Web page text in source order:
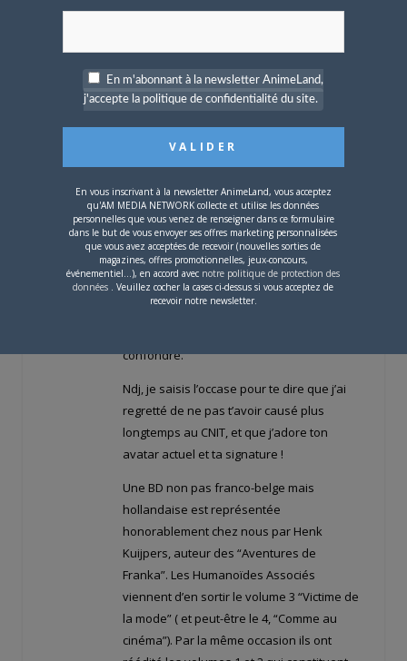
★★★★
Offline
Ancien
★★★★
Lord Yupa LE 3 NOVEMBRE 2007 À 17 H 09 MIN
coeur du mois. Je ne circule pas sur les
blogs, donc c’est en totale néophite que j’ai
decouvert Maliki qui a sortie un recceuil de
ses strips!
confondre.
Ndj, je saisis l’occase pour te dire que j’ai
regretté de ne pas t’avoir causé plus
longtemps au CNIT, et que j’adore ton
avatar actuel et ta signature !
Une BD non pas franco-belge mais
hollandaise est représentée
honorablement chez nous par Henk
Kuijpers, auteur des “Aventures de
Franka”. Les Humanoïdes Associés
viennent d’en sortir le volume 3 “Victime de
la mode” ( et peut-être le 4, “Comme au
cinéma”). Par la même occasion ils ont
En m'abonnant à la newsletter AnimeLand,
j'accepte la politique de confidentialité du site.
En vous inscrivant à la newsletter AnimeLand, vous acceptez
qu'AM MEDIA NETWORK collecte et utilise les données
personnelles que vous venez de renseigner dans ce formulaire
dans le but de vous envoyer ses offres marketing personnalisées
que vous avez acceptées de recevoir (nouvelles sorties de
magazines, offres promotionnelles, jeux-concours,
événementiel...), en accord avec notre politique de protection des
données . Veuillez cocher la cases ci-dessus si vous acceptez de
recevoir notre newsletter.